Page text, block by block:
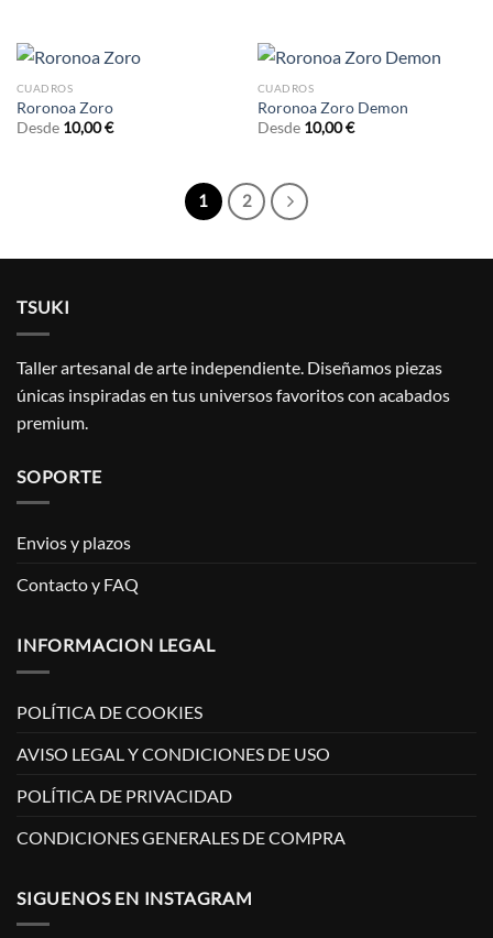
CUADROS
Roronoa Zoro
Desde 10,00€
CUADROS
Roronoa Zoro Demon
Desde 10,00€
1 2
TSUKI
Taller artesanal de arte independiente. Diseñamos piezas
únicas inspiradas en tus universos favoritos con acabados
premium.
SOPORTE
Envios y plazos
Contacto y FAQ
INFORMACION LEGAL
POLÍTICA DE COOKIES
AVISO LEGAL Y CONDICIONES DE USO
POLÍTICA DE PRIVACIDAD
CONDICIONES GENERALES DE COMPRA
SIGUENOS EN INSTAGRAM